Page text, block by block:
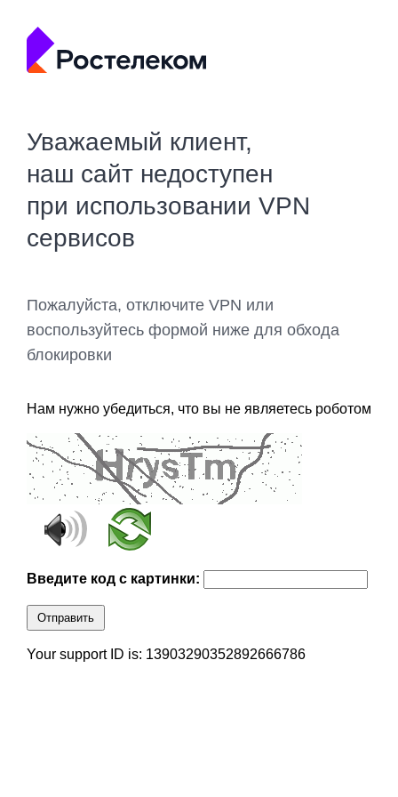
Уважаемый клиент,
наш сайт недоступен
при использовании VPN
сервисов
Пожалуйста, отключите VPN или
воспользуйтесь формой ниже для обхода
блокировки
Нам нужно убедиться, что вы не являетесь роботом
Введите код с картинки:
Отправить
Your support ID is: 13903290352892666786